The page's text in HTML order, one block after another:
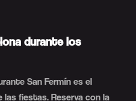
durante los
San Fermín es el
fiestas. Reserva con la